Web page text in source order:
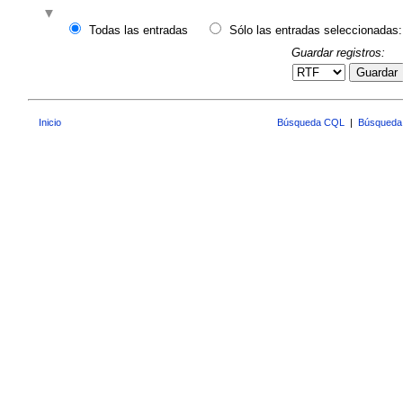
Todas las entradas
Sólo las entradas seleccionadas:
Guardar registros:
Guardar
Inicio Búsqueda CQL